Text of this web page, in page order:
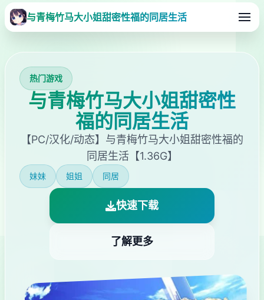
与青梅竹马大小姐甜密性福的同居生活
热门游戏
与青梅竹马大小姐甜密性
福的同居生活
【PC/汉化/动态】与青梅竹马大小姐甜密性福的
同居生活【1.36G】
妹妹 姐姐 同居
快速下载
了解更多